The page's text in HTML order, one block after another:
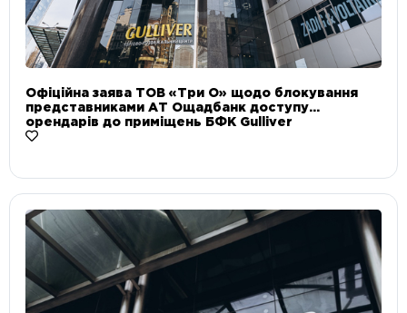
Офіційна заява ТОВ «Три О» щодо блокування
представниками АТ Ощадбанк доступу
орендарів до приміщень БФК Gulliver